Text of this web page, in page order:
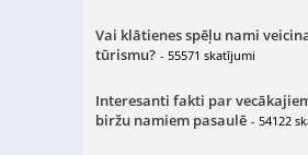
Vai klātienes spēļu nami
tūrismu? - 55571 skatījumi
Interesanti fakti par
biržu namiem pasaulē - 54122